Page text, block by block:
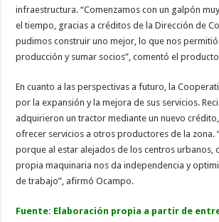
infraestructura. “Comenzamos con un galpón
el tiempo, gracias a créditos de la Dirección de
pudimos construir uno mejor, lo que nos
producción y sumar socios”, comentó el
En cuanto a las perspectivas a futuro, la
por la expansión y la mejora de sus servicios.
adquirieron un tractor mediante un nuevo
ofrecer servicios a otros productores de la zona.
porque al estar alejados de los centros urbanos,
propia maquinaria nos da independencia y
de trabajo”, afirmó Ocampo.
Fuente: Elaboración propia a partir de